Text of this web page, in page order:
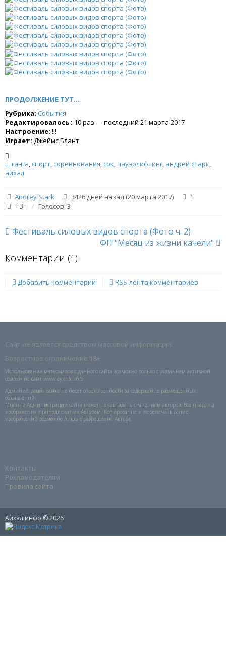
ПРОДОЛЖЕНИЕ ТУТ...
Рубрика: События
Редактировалось : 10 раз — последний 21 марта 2017
Настроение: !!!
Играет: Джеймс Блант
штанга, спорт, соревнования, сок,пауэрлифтинг, андрей старк,
айхал
Andrey Stark 3426 дней назад (20 марта 2017) 1
+3↑ Голосов: 3
Фестиваль силовых видов спорта (Фото ч. 2)
ФП "Месяц из жизни качели"
Комментарии (1)
Добавить комментарий RSS-лента комментариев
Сайт не является средством массовой информации.
Возрастное ограничение 18+
Использование материалов с данного сайта возможно только с указанием активной
ссылки на сайт www.aykhal.info
Администрация сайта не несет ответственности за содержание размещенных
объявлений.
Мнение Администрации сайта может не совпадать с мнением авторов. Все права на
изображения принадлежат их Авторам. Копирование и перепечатывание
изображений возможно лишь с разрешения Автора.
Контакты
Рекламодателям
Правила сайта
Айхал.инфо © 2026